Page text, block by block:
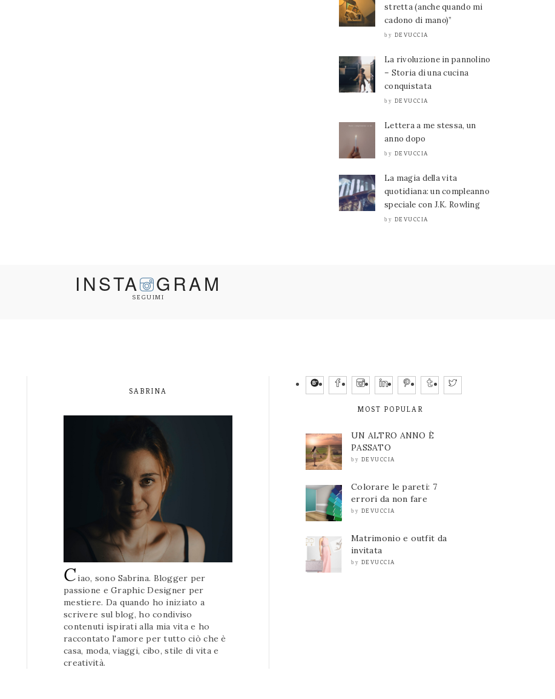
stretta (anche quando mi
cadono di mano)”
by DEVUCCIA
La rivoluzione in pannolino
– Storia di una cucina
conquistata
by DEVUCCIA
Lettera a me stessa, un
anno dopo
by DEVUCCIA
La magia della vita
quotidiana: un compleanno
speciale con J.K. Rowling
by DEVUCCIA
INSTA GRAM
SEGUIMI
SABRINA
Ciao, sono Sabrina. Blogger per
passione e Graphic Designer per
mestiere. Da quando ho iniziato a
scrivere sul blog, ho condiviso
contenuti ispirati alla mia vita e ho
raccontato l'amore per tutto ciò che è
casa, moda, viaggi, cibo, stile di vita e
creatività.
MOST POPULAR
UN ALTRO ANNO È
PASSATO
by DEVUCCIA
Colorare le pareti: 7
errori da non fare
by DEVUCCIA
Matrimonio e outfit da
invitata
by DEVUCCIA